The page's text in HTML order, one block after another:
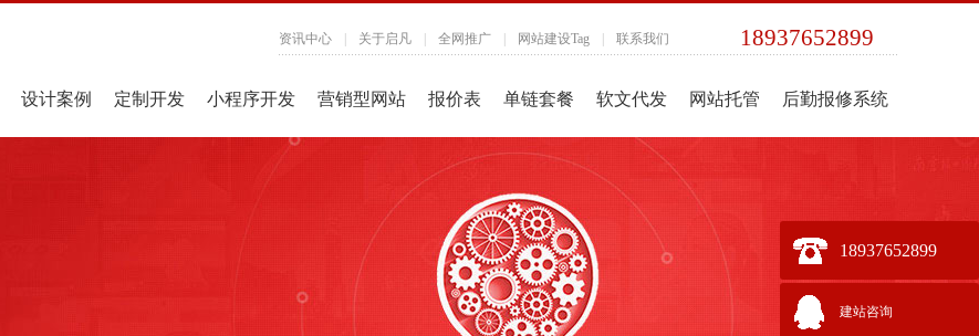
资讯中心 关于启凡 全网推广 网站建设Tag 联系我们 18937652899
设计案例 定制开发 小程序开发 营销型网站 报价表 单链套餐 软文代发 网站托管 后勤报修系统
18937652899
建站咨询